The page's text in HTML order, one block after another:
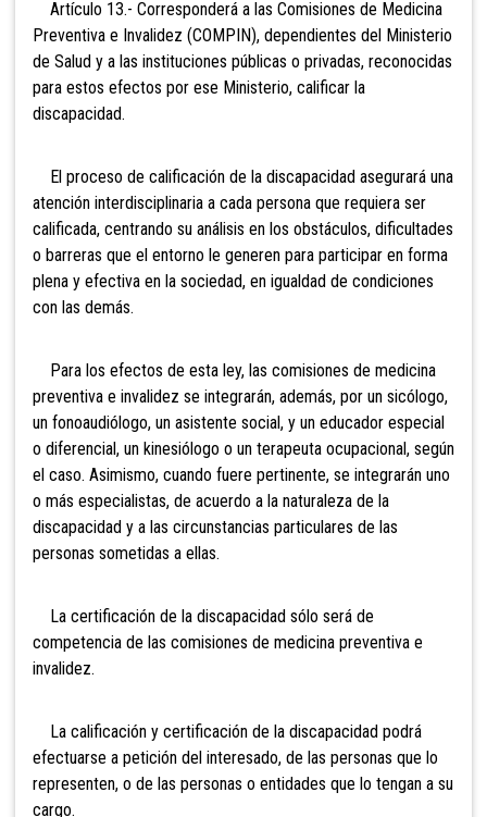
Artículo 13.- Corresponderá a las Comisiones de Medicina
Preventiva e Invalidez (COMPIN), dependientes del Ministerio
de Salud y a las instituciones públicas o privadas, reconocidas
para estos efectos por ese Ministerio, calificar la
discapacidad.
El proceso de calificación de la discapacidad asegurará una
atención interdisciplinaria a cada persona que requiera ser
calificada, centrando su análisis en los obstáculos, dificultades
o barreras que el entorno le generen para participar en forma
plena y efectiva en la sociedad, en igualdad de condiciones
con las demás.
Para los efectos de esta ley, las comisiones de medicina
preventiva e invalidez se integrarán, además, por un sicólogo,
un fonoaudiólogo, un asistente social, y un educador especial
o diferencial, un kinesiólogo o un terapeuta ocupacional, según
el caso. Asimismo, cuando fuere pertinente, se integrarán uno
o más especialistas, de acuerdo a la naturaleza de la
discapacidad y a las circunstancias particulares de las
personas sometidas a ellas.
La certificación de la discapacidad sólo será de
competencia de las comisiones de medicina preventiva e
invalidez.
La calificación y certificación de la discapacidad podrá
efectuarse a petición del interesado, de las personas que lo
representen, o de las personas o entidades que lo tengan a su
cargo.